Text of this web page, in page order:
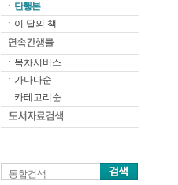
단행본
이 달의 책
목차서비스
가나다순
카테고리순
통합검색